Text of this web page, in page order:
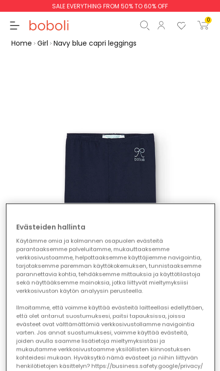
SALE EVERYTHING FROM 50% TO 60% OFF
0
Continue Start order
Home Girl Navy blue capri leggings
1 2 3 4
Evästeiden hallinta
Käytämme omia ja kolmannen osapuolen evästeitä
parantaaksemme palveluitamme, mukauttaaksemme
verkkosivustoamme, helpottaaksemme käyttäjiemme navigointia,
tarjotaksemme paremman käyttökokemuksen, tunnistaaksemme
parannettavia kohtia, tehdäksemme mittauksia ja käyttötilastoja
sekä näyttääksemme mainoksia, jotka liittyvät mieltymyksiisi
verkkosivuston käytön analyysin perusteella.
Ilmoitamme, että voimme käyttää evästeitä laitteellasi edellyttäen,
että olet antanut suostumuksesi, paitsi tapauksissa, joissa
evästeet ovat välttämättömiä verkkosivustollamme navigointia
varten. Jos annat suostumuksesi, voimme käyttää evästeitä,
joiden avulla saamme lisätietoja mieltymyksistäsi ja
mukautamme verkkosivustoamme yksilöllisten kiinnostuksen
kohteidesi mukaan. Hyväksytkö nämä evästeet ja niihin liittyvän
henkilötietojen käsittelyn? https://business.safety.google/privacy/